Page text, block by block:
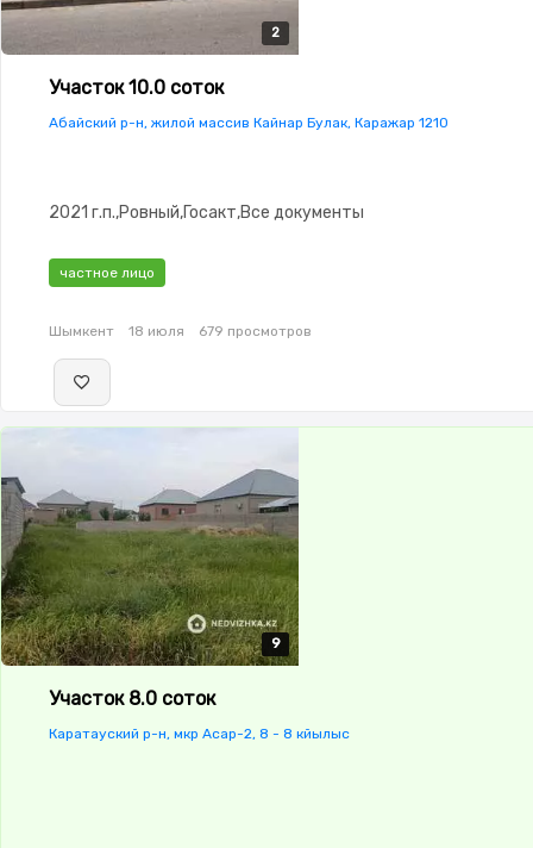
2
2
Участок 10.0 соток
Абайский р-н, жилой массив Кайнар Булак, Каражар 1210
2021 г.п.,Ровный,Госакт,Все документы
частное лицо
Шымкент 18 июля 679 просмотров
9
9
9
9
9
Участок 8.0 соток
Каратауский р-н, мкр Асар-2, 8 - 8 кйылыс